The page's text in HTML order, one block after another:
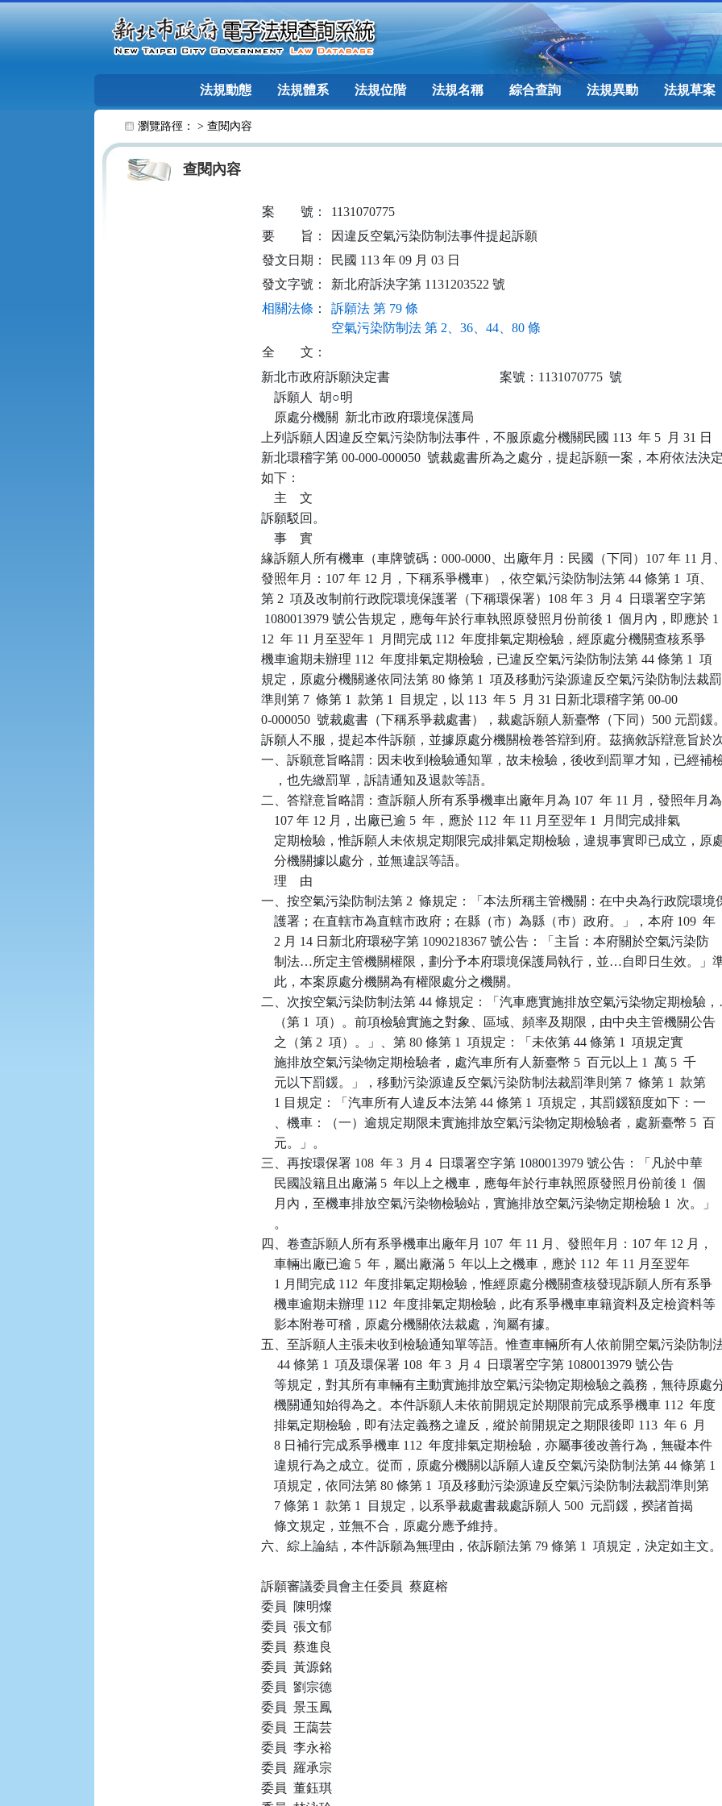
法規動態 法規體系 法規位階 法規名稱 綜合查詢 法規異動 法規草案
瀏覽路徑： > 查閱內容
查閱內容
案 號：
1131070775
要
旨：
因違反空氣污染防制法事件提起訴願
發文日期：
民國 113 年 09 月 03 日
發文字號：
新北府訴決字第 1131203522 號
相關法條 ：
訴願法 第 79 條
空氣污染防制法 第 2、36、44、80 條
全
文：
新北市政府訴願決定書                                  案號：1131070775  號
    訴願人  胡○明
    原處分機關  新北市政府環境保護局
上列訴願人因違反空氣污染防制法事件，不服原處分機關民國 113  年 5  月 31 日
新北環稽字第 00-000-000050  號裁處書所為之處分，提起訴願一案，本府依法決
如下：
    主    文
訴願駁回。
    事    實
緣訴願人所有機車（車牌號碼：000-0000、出廠年月：民國（下同）107 年 11 月
發照年月：107 年 12 月，下稱系爭機車），依空氣污染防制法第 44 條第 1  項、
第 2  項及改制前行政院環境保護署（下稱環保署）108 年 3  月 4  日環署空字第
1080013979 號公告規定，應每年於行車執照原發照月份前後 1  個月內，即應於 1
12  年 11 月至翌年 1  月間完成 112  年度排氣定期檢驗，經原處分機關查核系爭
機車逾期未辦理 112  年度排氣定期檢驗，已違反空氣污染防制法第 44 條第 1  項
規定，原處分機關遂依同法第 80 條第 1  項及移動污染源違反空氣污染防制法裁罰
準則第 7  條第 1  款第 1  目規定，以 113  年 5  月 31 日新北環稽字第 00-00
0-000050  號裁處書（下稱系爭裁處書），裁處訴願人新臺幣（下同）500 元罰鍰
訴願人不服，提起本件訴願，並據原處分機關檢卷答辯到府。茲摘敘訴辯意旨於
一、訴願意旨略謂：因未收到檢驗通知單，故未檢驗，後收到罰單才知，已經補
    ，也先繳罰單，訴請通知及退款等語。
二、答辯意旨略謂：查訴願人所有系爭機車出廠年月為 107  年 11 月，發照年月為
    107 年 12 月，出廠已逾 5  年，應於 112  年 11 月至翌年 1  月間完成排氣
定期檢驗，惟訴願人未依規定期限完成排氣定期檢驗，違規事實即已成立，原
    分機關據以處分，並無違誤等語。
    理    由
一、按空氣污染防制法第 2  條規定：「本法所稱主管機關：在中央為行政院環境
    護署；在直轄市為直轄市政府；在縣（市）為縣（巿）政府。」，本府 109  年
    2 月 14 日新北府環秘字第 1090218367 號公告：「主旨：本府關於空氣污染防
制法…所定主管機關權限，劃分予本府環境保護局執行，並…自即日生效。」
    此，本案原處分機關為有權限處分之機關。
二、次按空氣污染防制法第 44 條規定：「汽車應實施排放空氣污染物定期檢驗
    （第 1  項）。前項檢驗實施之對象、區域、頻率及期限，由中央主管機關公告
    之（第 2  項）。」、第 80 條第 1  項規定：「未依第 44 條第 1  項規定實
    施排放空氣污染物定期檢驗者，處汽車所有人新臺幣 5  百元以上 1  萬 5  千
    元以下罰鍰。」，移動污染源違反空氣污染防制法裁罰準則第 7  條第 1  款第
    1 目規定：「汽車所有人違反本法第 44 條第 1  項規定，其罰鍰額度如下：一
    、機車：（一）逾規定期限未實施排放空氣污染物定期檢驗者，處新臺幣 5  百
    元。」。
三、再按環保署 108  年 3  月 4  日環署空字第 1080013979 號公告：「凡於中華
    民國設籍且出廠滿 5  年以上之機車，應每年於行車執照原發照月份前後 1  個
    月內，至機車排放空氣污染物檢驗站，實施排放空氣污染物定期檢驗 1  次。」
    。
四、卷查訴願人所有系爭機車出廠年月 107  年 11 月、發照年月：107 年 12 月，
    車輛出廠已逾 5  年，屬出廠滿 5  年以上之機車，應於 112  年 11 月至翌年
    1 月間完成 112  年度排氣定期檢驗，惟經原處分機關查核發現訴願人所有系爭
    機車逾期未辦理 112  年度排氣定期檢驗，此有系爭機車車籍資料及定檢資料等
    影本附卷可稽，原處分機關依法裁處，洵屬有據。
五、至訴願人主張未收到檢驗通知單等語。惟查車輛所有人依前開空氣污染防制
     44 條第 1  項及環保署 108  年 3  月 4  日環署空字第 1080013979 號公告
等規定，對其所有車輛有主動實施排放空氣污染物定期檢驗之義務，無待原處
    機關通知始得為之。本件訴願人未依前開規定於期限前完成系爭機車 112  年度
    排氣定期檢驗，即有法定義務之違反，縱於前開規定之期限後即 113  年 6  月
    8 日補行完成系爭機車 112  年度排氣定期檢驗，亦屬事後改善行為，無礙本件
    違規行為之成立。從而，原處分機關以訴願人違反空氣污染防制法第 44 條第 1
    項規定，依同法第 80 條第 1  項及移動污染源違反空氣污染防制法裁罰準則第
    7 條第 1  款第 1  目規定，以系爭裁處書裁處訴願人 500  元罰鍰，揆諸首揭
    條文規定，並無不合，原處分應予維持。
六、綜上論結，本件訴願為無理由，依訴願法第 79 條第 1  項規定，決定如主文。
訴願審議委員會主任委員  蔡庭榕
委員  陳明燦
委員  張文郁
委員  蔡進良
委員  黃源銘
委員  劉宗德
委員  景玉鳳
委員  王藹芸
委員  李永裕
委員  羅承宗
委員  董鈺琪